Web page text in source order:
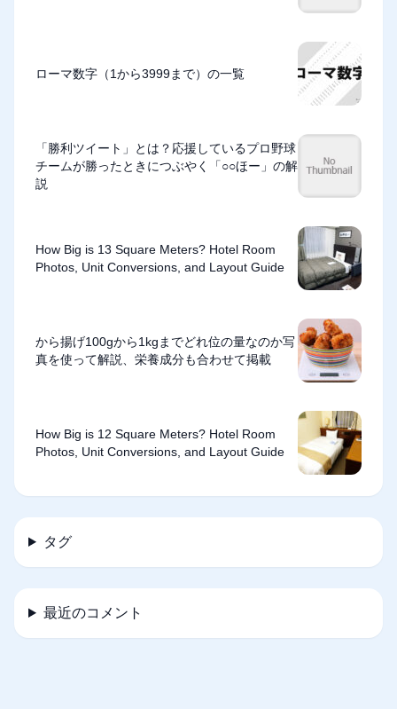
ローマ数字（1から3999まで）の一覧
「勝利ツイート」とは？応援しているプロ野球
チームが勝ったときにつぶやく「○○ほー」の解
説
How Big is 13 Square Meters? Hotel Room
Photos, Unit Conversions, and Layout Guide
から揚げ100gから1kgまでどれ位の量なのか写
真を使って解説、栄養成分も合わせて掲載
How Big is 12 Square Meters? Hotel Room
Photos, Unit Conversions, and Layout Guide
タグ
最近のコメント